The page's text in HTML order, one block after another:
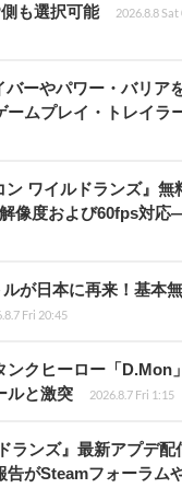
も選択可能
2026.8.8 Sat
バーやパワー・バリア
ムプレイ・トレイラ
ン ワイルドランズ』
像度および60fps対応
が日本に再来！基本
Fri 20:45
ンクヒーロー「
ルと激突
2026.8.7 Fri 1:15
ランズ』最新アプデ
告がSteamフォーラム